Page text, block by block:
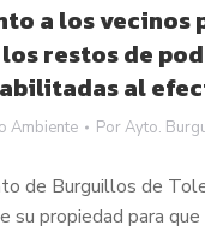
a los vecinos
restos de
al
Ambiente PorAyto.
de Burguillos de
su propiedad para